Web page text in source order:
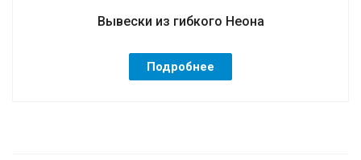
Вывески из гибкого Неона
Подробнее